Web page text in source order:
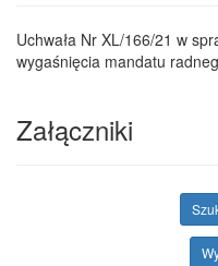
Uchwała Nr XL/166/21 w
wygaśnięcia mandatu
Załączniki